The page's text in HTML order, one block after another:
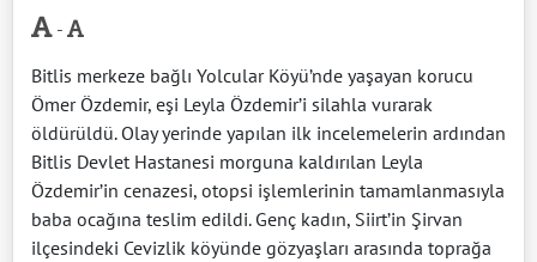
-
Bitlis merkeze bağlı Yolcular Köyü’nde yaşayan korucu
Ömer Özdemir, eşi Leyla Özdemir’i silahla vurarak
öldürüldü. Olay yerinde yapılan ilk incelemelerin ardından
Bitlis Devlet Hastanesi morguna kaldırılan Leyla
Özdemir’in cenazesi, otopsi işlemlerinin tamamlanmasıyla
baba ocağına teslim edildi. Genç kadın, Siirt’in Şirvan
ilçesindeki Cevizlik köyünde gözyaşları arasında toprağa